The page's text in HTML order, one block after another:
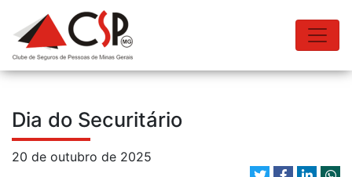
Dia do Securitário
20 de outubro de 2025